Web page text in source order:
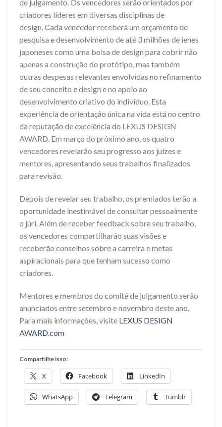
de julgamento. Os vencedores serão orientados por
criadores líderes em diversas disciplinas de
design. Cada vencedor receberá um orçamento de
pesquisa e desenvolvimento de até 3 milhões de ienes
japoneses como uma bolsa de design para cobrir não
apenas a construção do protótipo, mas também
outras despesas relevantes envolvidas no refinamento
de seu conceito e design e no apoio ao
desenvolvimento criativo do indivíduo. Esta
experiência de orientação única na vida está no centro
da reputação de excelência do LEXUS DESIGN
AWARD. Em março do próximo ano, os quatro
vencedores revelarão seu progresso aos juízes e
mentores, apresentando seus trabalhos finalizados
para revisão.
Depois de revelar seu trabalho, os premiados terão a
oportunidade inestimável de consultar pessoalmente
o júri. Além de receber feedback sobre seu trabalho,
os vencedores compartilharão suas visões e
receberão conselhos sobre a carreira e metas
aspiracionais para que tenham sucesso como
criadores.
Mentores e membros do comitê de julgamento serão
anunciados entre setembro e novembro deste ano.
Para mais informações, visite LEXUS DESIGN
AWARD.com
Compartilhe isso:
X Facebook LinkedIn
WhatsApp Telegram Tumblr